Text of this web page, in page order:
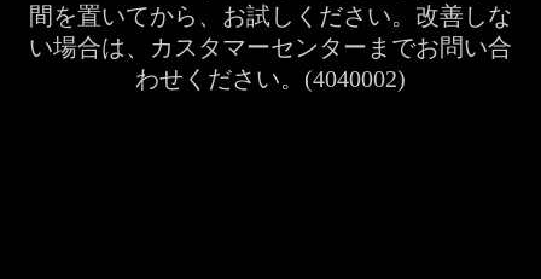
間を置いてから、お試しください。改善しな
い場合は、カスタマーセンターまでお問い合
わせください。(4040002)